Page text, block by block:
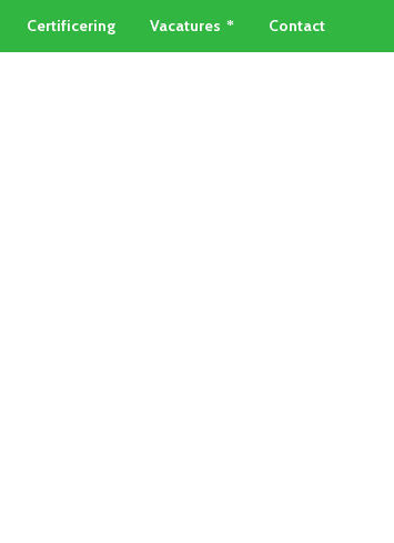
Certificering Vacatures Contact